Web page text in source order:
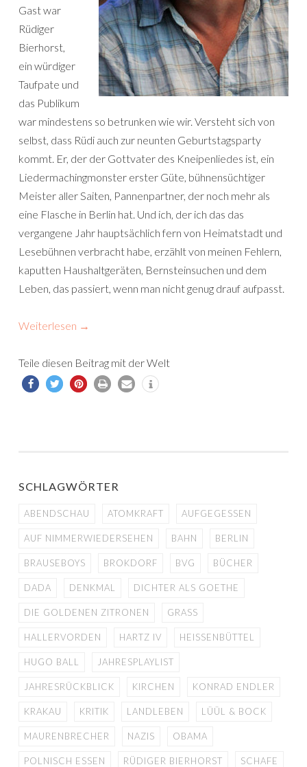
Gast war
Rüdiger
Bierhorst,
ein würdiger
Taufpate und
das Publikum
war mindestens so betrunken wie wir. Versteht sich von
selbst, dass Rüdi auch zur neunten Geburtstagsparty
kommt. Er, der der Gottvater des Kneipenliedes ist, ein
Liedermachingmonster erster Güte, bühnensüchtiger
Meister aller Saiten, Pannenpartner, der noch mehr als
eine Flasche in Berlin hat. Und ich, der ich das das
vergangene Jahr hauptsächlich fern von Heimatstadt und
Lesebühnen verbracht habe, erzählt von meinen Fehlern,
kaputten Haushaltgeräten, Bernsteinsuchen und dem
Leben, das passiert, wenn man nicht genug drauf aufpasst.
Weiterlesen →
Teile diesen Beitrag mit der Welt
SCHLAGWÖRTER
ABENDSCHAU ATOMKRAFT AUFGEGESSEN
AUF NIMMERWIEDERSEHEN BAHN BERLIN
BRAUSEBOYS BROKDORF BVG BÜCHER
DADA DENKMAL DICHTER ALS GOETHE
DIE GOLDENEN ZITRONEN GRASS
HALLERVORDEN HARTZ IV HEISSENBÜTTEL
HUGO BALL JAHRESPLAYLIST
JAHRESRÜCKBLICK KIRCHEN KONRAD ENDLER
KRAKAU KRITIK LANDLEBEN LÜÜL & BOCK
MAURENBRECHER NAZIS OBAMA
POLNISCH ESSEN RÜDIGER BIERHORST SCHAFE